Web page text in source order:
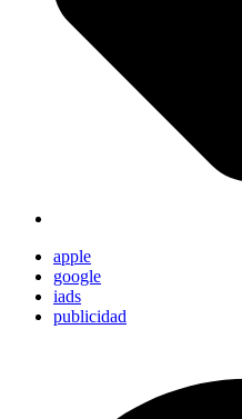
apple
google
iads
publicidad